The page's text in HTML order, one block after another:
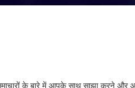
के बारे में आपके साथ साझा करने और